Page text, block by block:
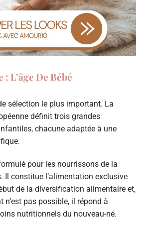
L’âge De Bébé
sélection le plus important. La
définit trois grandes
chacune adaptée à une
pour les nourrissons de la
Il constitue l’alimentation exclusive
de la diversification alimentaire et,
n’est pas possible, il répond à
nutritionnels du nouveau-né.